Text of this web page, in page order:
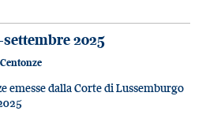
2025
emesse dalla Corte di Lussemburgo